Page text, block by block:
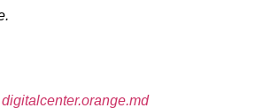
digitalcenter.orange.md